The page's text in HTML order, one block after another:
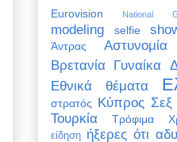
Eurovision National
modeling selfie
Άντρας
Αστυνομία
Βρετανία Γυναίκα
Εθνικά θέματα
στρατός Κύπρος Σεξ
Τουρκία Τρόφιμα
είδηση ήξερες ότι